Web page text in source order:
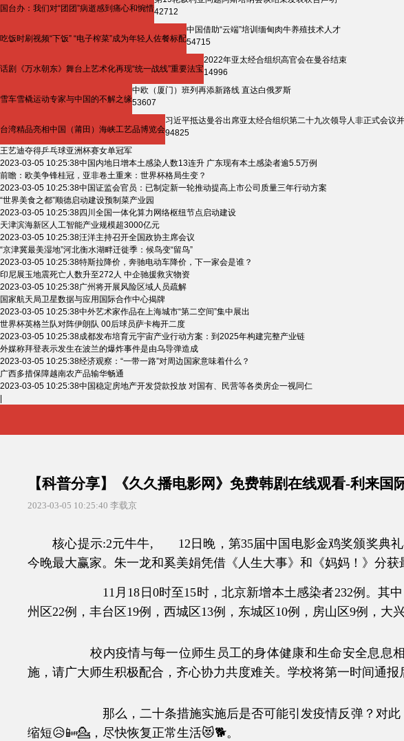
国台办：我们对“团团”病逝感到痛心和惋惜42712
吃饭时刷视频“下饭” “电子榨菜”成为年轻人佐餐标配
中国借助“云端”培训缅甸肉牛养殖技术人才
54715
话剧《万水朝东》舞台上艺术化再现“统一战线”重要法宝
2022年亚太经合组织高官会在曼谷结束
14996
雪车雪橇运动专家与中国的不解之缘
中欧（厦门）班列再添新路线 直达白俄罗斯
53607
台湾精品亮相中国（莆田）海峡工艺品博览会
习近平抵达曼谷出席亚太经合组织第二十九次领导人非正式会议
94825
王艺迪夺得乒乓球亚洲杯赛女单冠军
2023-03-05 10:25:38中国内地日增本土感染人数13连升 广东现有本土感染者逾5.5万例
前瞻：欧美争锋桂冠，亚非卷土重来：世界杯格局生变？
2023-03-05 10:25:38中国证监会官员：已制定新一轮推动提高上市公司质量三年行动方案
“世界美食之都”顺德启动建设预制菜产业园
2023-03-05 10:25:38四川全国一体化算力网络枢纽节点启动建设
天津滨海新区人工智能产业规模超3000亿元
2023-03-05 10:25:38汪洋主持召开全国政协主席会议
“京津冀最美湿地”河北衡水湖畔迁徙季：候鸟变“留鸟”
2023-03-05 10:25:38特斯拉降价，奔驰电动车降价，下一家会是谁？
印尼展玉地震死亡人数升至272人 中企驰援救灾物资
2023-03-05 10:25:38广州将开展风险区域人员疏解
国家航天局卫星数据与应用国际合作中心揭牌
2023-03-05 10:25:38中外艺术家作品在上海城市“第二空间”集中展出
世界杯英格兰队对阵伊朗队 00后球员萨卡梅开二度
2023-03-05 10:25:38成都发布培育元宇宙产业行动方案：到2025年构建完整产业链
外媒称拜登表示发生在波兰的爆炸事件是由乌导弹造成
2023-03-05 10:25:38经济观察：“一带一路”对周边国家意味着什么？
广西多措保障越南农产品输华畅通
2023-03-05 10:25:38中国稳定房地产开发贷款投放 对国有、民营等各类房企一视同仁
【科普分享】《久久播电影网》免费韩剧在线观看-利来国
2023-03-05 10:25:40 李载京
核心提示:2元牛牛, 12日晚，第35届中国电影金鸡奖颁奖典礼
今晚最大赢家。朱一龙和奚美娟凭借《人生大事》和《妈妈！》分获
11月18日0时至15时，北京新增本土感染者232例。其中，
州区22例，丰台区19例，西城区13例，东城区10例，房山区9例，大
校内疫情与每一位师生员工的身体健康和生命安全息息相
施，请广大师生积极配合，齐心协力共度难关。学校将第一时间通
那么，二十条措施实施后是否可能引发疫情反弹？对此，
缩短😥📴💁，尽快恢复正常生活😻🐕。